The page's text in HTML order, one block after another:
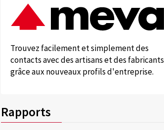
Trouvez facilement et simplement des
contacts avec des artisans et des fabricants
grâce aux nouveaux profils d'entreprise.
Rapports